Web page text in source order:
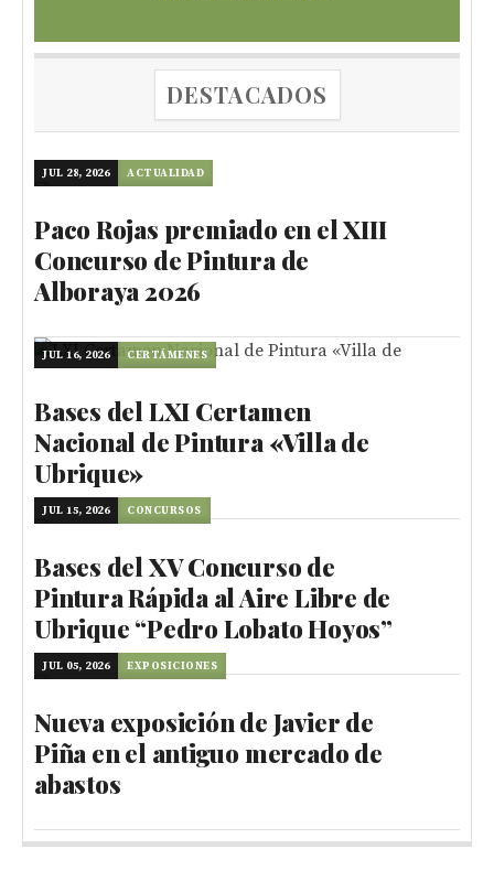
DESTACADOS
JUL 28, 2026 ACTUALIDAD
Paco Rojas premiado en el XIII
Concurso de Pintura de
Alboraya 2026
JUL 16, 2026 CERTÁMENES
Bases del LXI Certamen
Nacional de Pintura «Villa de
Ubrique»
JUL 15, 2026 CONCURSOS
Bases del XV Concurso de
Pintura Rápida al Aire Libre de
Ubrique “Pedro Lobato Hoyos”
JUL 05, 2026 EXPOSICIONES
Nueva exposición de Javier de
Piña en el antiguo mercado de
abastos